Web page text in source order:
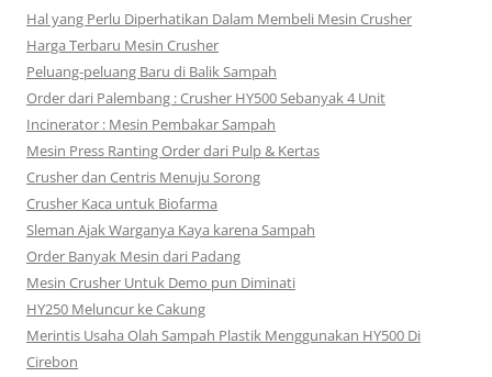
Hal yang Perlu Diperhatikan Dalam Membeli Mesin Crusher
Harga Terbaru Mesin Crusher
Peluang-peluang Baru di Balik Sampah
Order dari Palembang : Crusher HY500 Sebanyak 4 Unit
Incinerator : Mesin Pembakar Sampah
Mesin Press Ranting Order dari Pulp & Kertas
Crusher dan Centris Menuju Sorong
Crusher Kaca untuk Biofarma
Sleman Ajak Warganya Kaya karena Sampah
Order Banyak Mesin dari Padang
Mesin Crusher Untuk Demo pun Diminati
HY250 Meluncur ke Cakung
Merintis Usaha Olah Sampah Plastik Menggunakan HY500 Di
Cirebon